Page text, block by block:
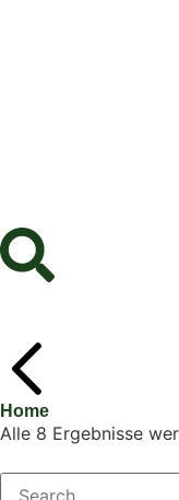
Home
Alle 8 Ergebnisse